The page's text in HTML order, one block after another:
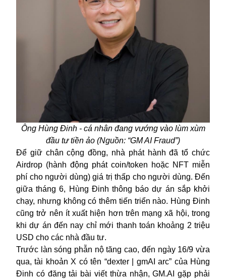
Ông Hùng Đinh - cá nhân đang vướng vào lùm xùm
đầu tư tiền ảo (Nguồn: “GM AI Fraud”)
Để giữ chân cộng đồng, nhà phát hành đã tổ chức
Airdrop (hành động phát coin/token hoặc NFT miễn
phí cho người dùng) giá trị thấp cho người dùng. Đến
giữa tháng 6, Hùng Đinh thông báo dự án sắp khởi
chạy, nhưng không có thêm tiến triển nào. Hùng Đinh
cũng trở nên ít xuất hiện hơn trên mạng xã hội, trong
khi dự án đến nay chỉ mới thanh toán khoảng 2 triệu
USD cho các nhà đầu tư.
Trước làn sóng phẫn nộ tăng cao, đến ngày 16/9 vừa
qua, tài khoản X có tên “dexter | gmAI arc” của Hùng
Đinh có đăng tải bài viết thừa nhận, GM.AI gặp phải